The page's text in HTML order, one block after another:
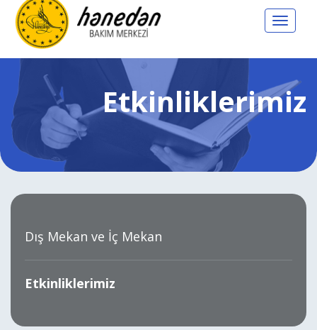
Toggle
Etkinliklerimiz
Dış Mekan ve İç Mekan
Etkinliklerimiz